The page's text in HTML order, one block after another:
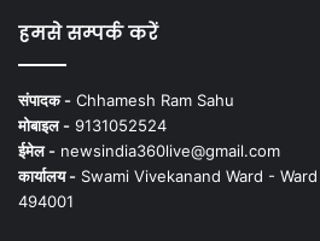
हमसे सम्पर्क करें
संपादक - Chhamesh Ram Sahu
मोबाइल - 9131052524
ईमेल - newsindia360live@gmail.com
कार्यालय - Swami Vivekanand Ward -
494001